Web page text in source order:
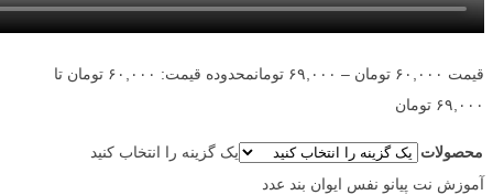
قیمت ۶۰,۰۰۰ تومان – ۶۹,۰۰۰ تومان
محدوده قیمت: ۶۰,۰۰۰ تومان تا
۶۹,۰۰۰ تومان
محصولات
یک گزینه را انتخاب کنید
آموزش نت پیانو نفس ایوان بند عدد